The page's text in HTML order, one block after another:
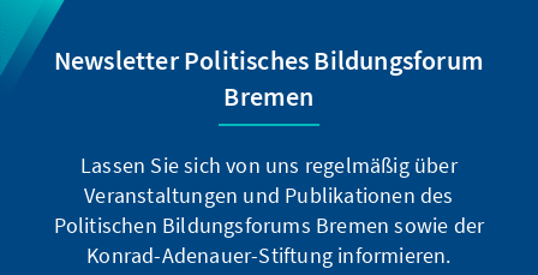
Newsletter Politisches Bildungsforum
Bremen
Lassen Sie sich von uns regelmäßig über
Veranstaltungen und Publikationen des
Politischen Bildungsforums Bremen sowie der
Konrad-Adenauer-Stiftung informieren.